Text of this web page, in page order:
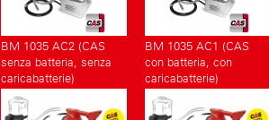
BM 1035 AC2 (CAS
senza batteria, senza
caricabatterie)
BM 1035 AC1 (CAS
con batteria, con
caricabatterie)